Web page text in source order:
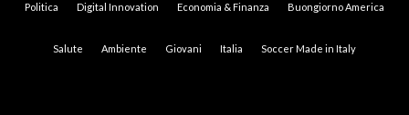
Politica Digital Innovation Economia & Finanza Buongiorno America
Salute Ambiente Giovani Italia Soccer Made in Italy